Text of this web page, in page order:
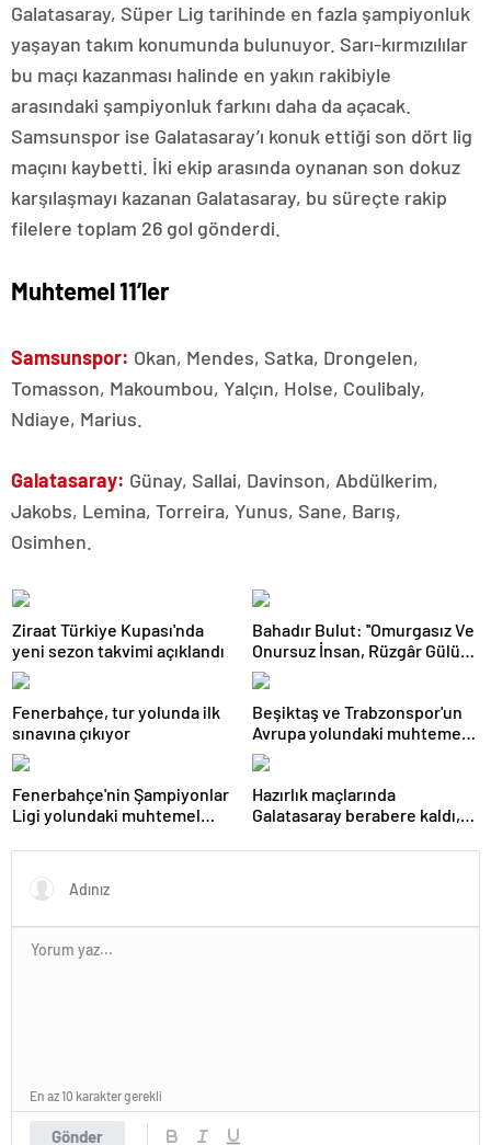
Galatasaray, Süper Lig tarihinde en fazla şampiyonluk
yaşayan takım konumunda bulunuyor. Sarı-kırmızılılar
bu maçı kazanması halinde en yakın rakibiyle
arasındaki şampiyonluk farkını daha da açacak.
Samsunspor ise Galatasaray’ı konuk ettiği son dört lig
maçını kaybetti. İki ekip arasında oynanan son dokuz
karşılaşmayı kazanan Galatasaray, bu süreçte rakip
filelere toplam 26 gol gönderdi.
Muhtemel 11’ler
Samsunspor: Okan, Mendes, Satka, Drongelen,
Tomasson, Makoumbou, Yalçın, Holse, Coulibaly,
Ndiaye, Marius.
Galatasaray: Günay, Sallai, Davinson, Abdülkerim,
Jakobs, Lemina, Torreira, Yunus, Sane, Barış,
Osimhen.
Ziraat Türkiye Kupası'nda
yeni sezon takvimi açıklandı
Bahadır Bulut: ''Omurgasız Ve
Onursuz İnsan, Rüzgâr Gülü
Gibidir''
Fenerbahçe, tur yolunda ilk
sınavına çıkıyor
Beşiktaş ve Trabzonspor'un
Avrupa yolundaki muhtemel
rakipleri netleşti
Fenerbahçe'nin Şampiyonlar
Ligi yolundaki muhtemel
Hazırlık maçlarında
Galatasaray berabere kaldı,
Gönder
En az 10 karakter gerekli